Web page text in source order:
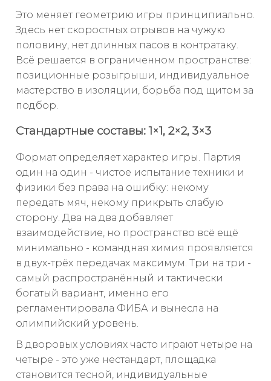
Это меняет геометрию игры принципиально.
Здесь нет скоростных отрывов на чужую
половину, нет длинных пасов в контратаку.
Всё решается в ограниченном пространстве:
позиционные розыгрыши, индивидуальное
мастерство в изоляции, борьба под щитом за
подбор.
Стандартные составы: 1×1, 2×2, 3×3
Формат определяет характер игры. Партия
один на один - чистое испытание техники и
физики без права на ошибку: некому
передать мяч, некому прикрыть слабую
сторону. Два на два добавляет
взаимодействие, но пространство всё ещё
минимально - командная химия проявляется
в двух-трёх передачах максимум. Три на три -
самый распространённый и тактически
богатый вариант, именно его
регламентировала ФИБА и вынесла на
олимпийский уровень.
В дворовых условиях часто играют четыре на
четыре - это уже нестандарт, площадка
становится тесной, индивидуальные